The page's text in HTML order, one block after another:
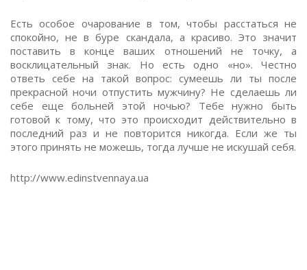
Есть особое очарование в том, чтобы расстаться не
спокойно, не в буре скандала, а красиво. Это значит
поставить в конце ваших отношений не точку, а
восклицательный знак. Но есть одно «но». Честно
ответь себе на такой вопрос: сумеешь ли ты после
прекрасной ночи отпустить мужчину? Не сделаешь ли
себе еще больней этой ночью? Тебе нужно быть
готовой к тому, что это происходит действительно в
последний раз и не повторится никогда. Если же ты
этого принять не можешь, тогда лучше не искушай себя.
http://www.edinstvennaya.ua